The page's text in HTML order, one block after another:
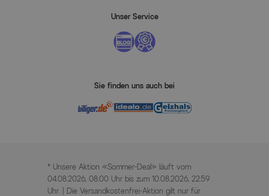
Unser Service
Sie finden uns auch bei
* Unsere Aktion «Sommer-Deal» läuft vom
04.08.2026, 08:00 Uhr bis zum 10.08.2026, 22:59
Uhr. | Die Versandkostenfrei-Aktion gilt nur für